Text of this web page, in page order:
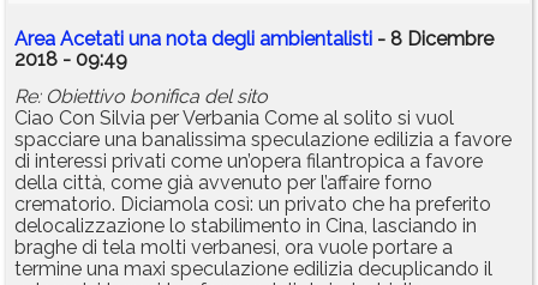
Area Acetati una nota degli ambientalisti - 8 Dicembre
2018 - 09:49
Re: Obiettivo bonifica del sito
Ciao Con Silvia per Verbania Come al solito si vuol
spacciare una banalissima speculazione edilizia a favore
di interessi privati come un’opera filantropica a favore
della città, come già avvenuto per l’affaire forno
crematorio. Diciamola così: un privato che ha preferito
delocalizzazione lo stabilimento in Cina, lasciando in
braghe di tela molti verbanesi, ora vuole portare a
termine una maxi speculazione edilizia decuplicando il